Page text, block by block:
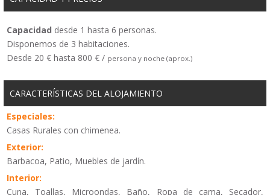
Capacidad desde 1 hasta 6 personas.
Disponemos de 3 habitaciones.
Desde 20 € hasta 800 € / persona y noche (aprox.)
CARACTERÍSTICAS DEL ALOJAMIENTO
Especiales:
Casas Rurales con chimenea.
Exterior:
Barbacoa, Patio, Muebles de jardín.
Interior:
Cuna, Toallas, Microondas, Baño, Ropa de cama, Secador,